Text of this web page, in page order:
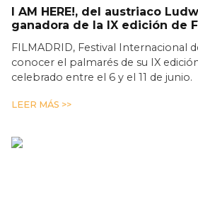
I AM HERE!, del austriaco
ganadora de la IX edición de
FILMADRID, Festival Internacional
conocer el palmarés de su IX
celebrado entre el 6 y el 11 de junio.
LEER MÁS >>